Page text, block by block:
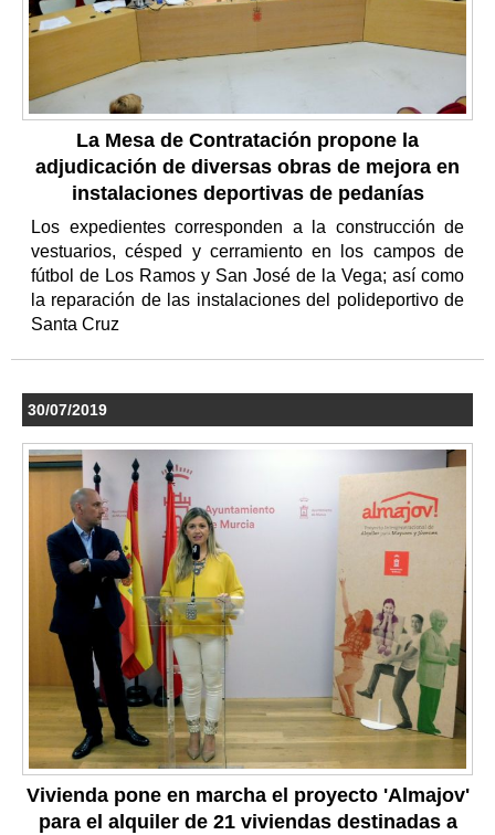
La Mesa de Contratación propone la
adjudicación de diversas obras de mejora en
instalaciones deportivas de pedanías
Los expedientes corresponden a la construcción de
vestuarios, césped y cerramiento en los campos de
fútbol de Los Ramos y San José de la Vega; así como
la reparación de las instalaciones del polideportivo de
Santa Cruz
30/07/2019
Vivienda pone en marcha el proyecto 'Almajov'
para el alquiler de 21 viviendas destinadas a